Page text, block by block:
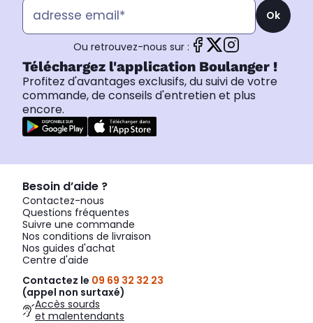
Ok
Ou retrouvez-nous sur :
Téléchargez l'application Boulanger !
Profitez d'avantages exclusifs, du suivi de votre
commande, de conseils d'entretien et plus
encore.
Besoin d’aide ?
Contactez-nous
Questions fréquentes
Suivre une commande
Nos conditions de livraison
Nos guides d'achat
Centre d'aide
Contactez le 09 69 32 32 23
(appel non surtaxé)
Accès sourds
et malentendants